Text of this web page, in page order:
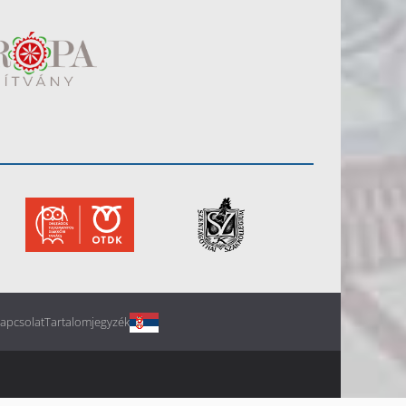
Tartalomjegyzék